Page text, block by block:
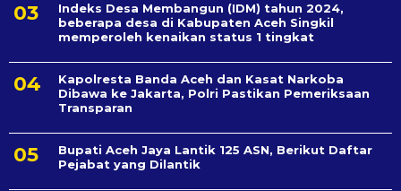
Indeks Desa Membangun (IDM) tahun 2024,
beberapa desa di Kabupaten Aceh Singkil
memperoleh kenaikan status 1 tingkat
Kapolresta Banda Aceh dan Kasat Narkoba
Dibawa ke Jakarta, Polri Pastikan Pemeriksaan
Transparan
Bupati Aceh Jaya Lantik 125 ASN, Berikut Daftar
Pejabat yang Dilantik